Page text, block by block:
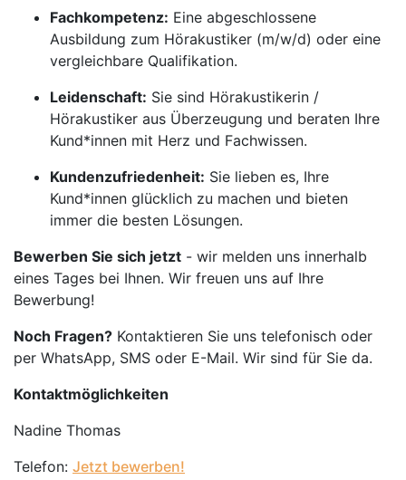
Fachkompetenz: Eine abgeschlossene
Ausbildung zum Hörakustiker (m/w/d) oder eine
vergleichbare Qualifikation.
Leidenschaft: Sie sind Hörakustikerin /
Hörakustiker aus Überzeugung und beraten Ihre
Kund*innen mit Herz und Fachwissen.
Kundenzufriedenheit: Sie lieben es, Ihre
Kund*innen glücklich zu machen und bieten
immer die besten Lösungen.
Bewerben Sie sich jetzt - wir melden uns innerhalb
eines Tages bei Ihnen. Wir freuen uns auf Ihre
Bewerbung!
Noch Fragen? Kontaktieren Sie uns telefonisch oder
per WhatsApp, SMS oder E-Mail. Wir sind für Sie da.
Kontaktmöglichkeiten
Nadine Thomas
Telefon: Jetzt bewerben!